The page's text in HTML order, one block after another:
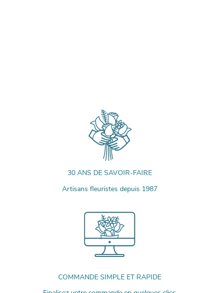
30 ANS DE SAVOIR-FAIRE
Artisans fleuristes depuis 1987
COMMANDE SIMPLE ET RAPIDE